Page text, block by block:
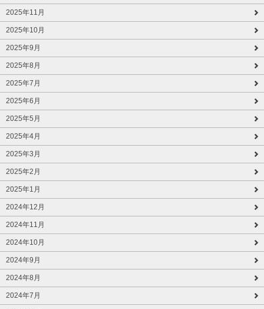
2025年11月
2025年10月
2025年9月
2025年8月
2025年7月
2025年6月
2025年5月
2025年4月
2025年3月
2025年2月
2025年1月
2024年12月
2024年11月
2024年10月
2024年9月
2024年8月
2024年7月